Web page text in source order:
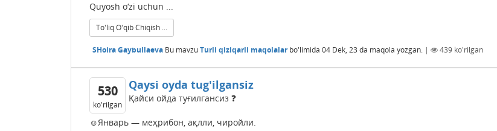
Quyosh o‘zi uchun ...
To'liq O'qib Chiqish ...
SHoira Gaybullaeva Bu mavzuTurli qiziqarli maqolalarbo'limida 04 Dek, 23 da maqola yozgan. | 439 ko'rilgan
530
ko'rilgan
Qaysi oyda tug'ilgansiz
Қайси ойда туғилгансиз ❓
☺Январь — меҳрибон, ақлли, чиройли.